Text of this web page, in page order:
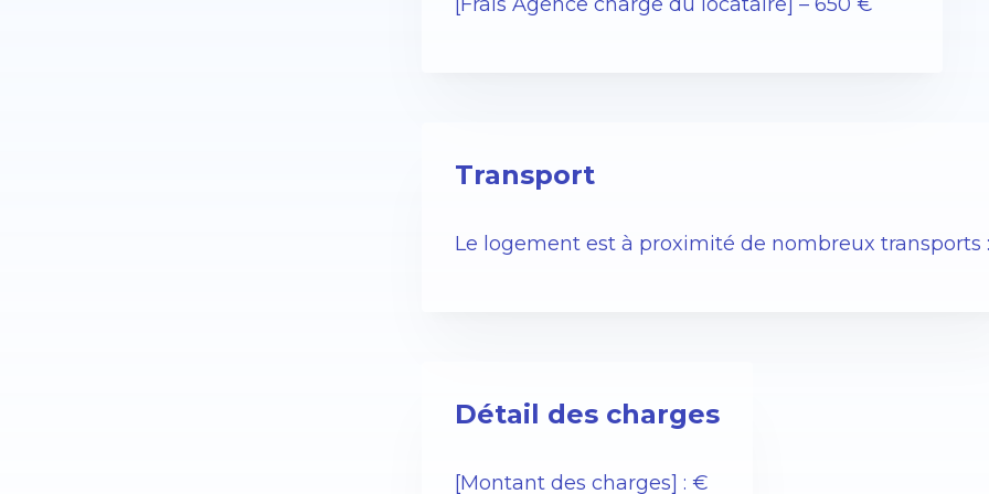
Transport
Le logement est à proximité de nombreux transports :
Détail des charges
[Montant des charges] : €